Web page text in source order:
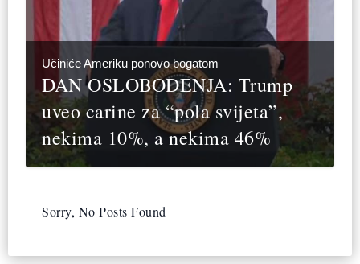
Učiniće Ameriku ponovo bogatom
DAN OSLOBOĐENJA: Trump
uveo carine za “pola svijeta”,
nekima 10%, a nekima 46%
Sorry, No Posts Found